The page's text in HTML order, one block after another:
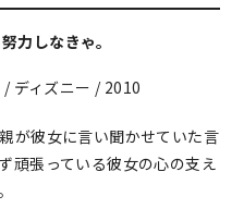
力しなきゃ。
ディズニー / 2010
が彼女に言い聞かせていた言
頑張っている彼女の心の支え